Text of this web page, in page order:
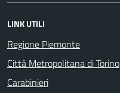
LINK UTILI
Regione Piemonte
Città Metropolitana di Torino
Carabinieri